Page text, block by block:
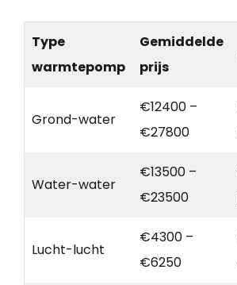
Type
warmtepomp
Gemiddelde
prijs
Grond-water
€12400 –
€27800
Water-water
€13500 –
€23500
Lucht-lucht
€4300 –
€6250